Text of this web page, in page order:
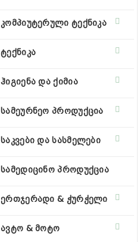
კომპიუტერული ტექნიკა
ტექნიკა
ჰიგიენა და ქიმია
სამეურნეო პროდუქცია
საკვები და სასმელები
სამედიცინო პროდუქცია
ერთჯერადი & ჭურჭელი
ავტო & მოტო